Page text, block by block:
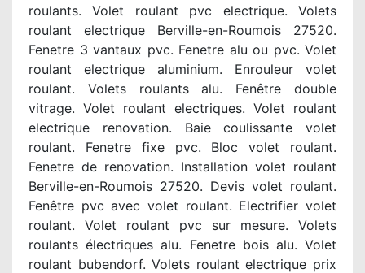
roulants. Volet roulant pvc electrique. Volets
roulant electrique Berville-en-Roumois 27520.
Fenetre 3 vantaux pvc. Fenetre alu ou pvc. Volet
roulant electrique aluminium. Enrouleur volet
roulant. Volets roulants alu. Fenêtre double
vitrage. Volet roulant electriques. Volet roulant
electrique renovation. Baie coulissante volet
roulant. Fenetre fixe pvc. Bloc volet roulant.
Fenetre de renovation. Installation volet roulant
Berville-en-Roumois 27520. Devis volet roulant.
Fenêtre pvc avec volet roulant. Electrifier volet
roulant. Volet roulant pvc sur mesure. Volets
roulants électriques alu. Fenetre bois alu. Volet
roulant bubendorf. Volets roulant electrique prix